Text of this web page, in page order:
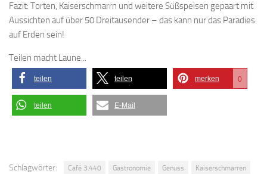
Fazit: Torten, Kaiserschmarrn und weitere Süßspeisen gepaart mit
Aussichten auf über 50 Dreitausender – das kann nur das Paradies
auf Erden sein!
Teilen macht Laune...
teilen teilen merken 0
teilen E-Mail
Schlagwörter: Café 3.440 Gastronomie Genuss
Kaiserschmarren